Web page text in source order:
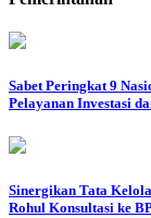
Sabet Peringkat 9
Pelayanan Investasi
Sinergikan Tata
Rohul Konsultasi ke